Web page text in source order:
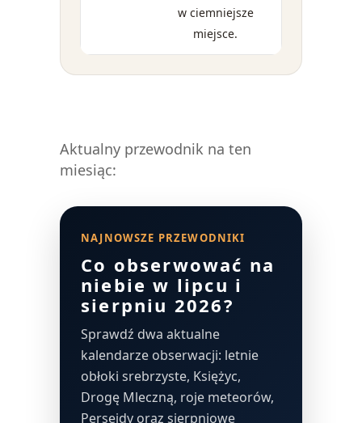
w ciemniejsze
miejsce.
Aktualny przewodnik na ten
miesiąc:
NAJNOWSZE PRZEWODNIKI
Co obserwować na
niebie w lipcu i
sierpniu 2026?
Sprawdź dwa aktualne
kalendarze obserwacji: letnie
obłoki srebrzyste, Księżyc,
Drogę Mleczną, roje meteorów,
Perseidy oraz sierpniowe